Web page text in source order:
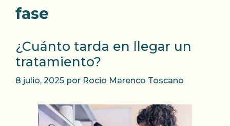
fase
¿Cuánto tarda en llegar un
tratamiento?
8 julio, 2025 por Rocio Marenco Toscano